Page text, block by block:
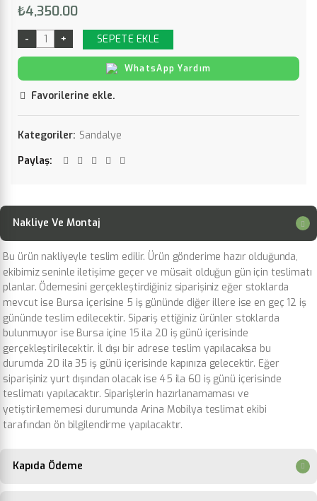
₺4,350.00
SEPETE EKLE
WhatsApp Yardım
Favorilerine ekle.
Kategoriler: Sandalye
Paylaş
Nakliye Ve Montaj
Bu ürün nakliyeyle teslim edilir. Ürün gönderime hazır olduğunda,
ekibimiz seninle iletişime geçer ve müsait olduğun gün için teslimatı
planlar. Ödemesini gerçekleştirdiğiniz siparişiniz eğer stoklarda
mevcut ise Bursa içerisine 5 iş gününde diğer illere ise en geç 12 iş
gününde teslim edilecektir. Sipariş ettiğiniz ürünler stoklarda
bulunmuyor ise Bursa içine 15 ila 20 iş günü içerisinde
gerçekleştirilecektir. İl dışı bir adrese teslim yapılacaksa bu
durumda 20 ila 35 iş günü içerisinde kapınıza gelecektir. Eğer
siparişiniz yurt dışından olacak ise 45 ila 60 iş günü içerisinde
teslimatı yapılacaktır. Siparişlerin hazırlanamaması ve
yetiştirilememesi durumunda Arina Mobilya teslimat ekibi
tarafından ön bilgilendirme yapılacaktır.
Kapıda Ödeme